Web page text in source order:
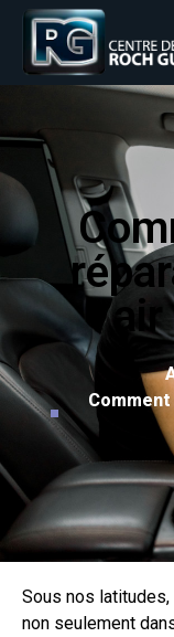
air
Sous nos
non seulement